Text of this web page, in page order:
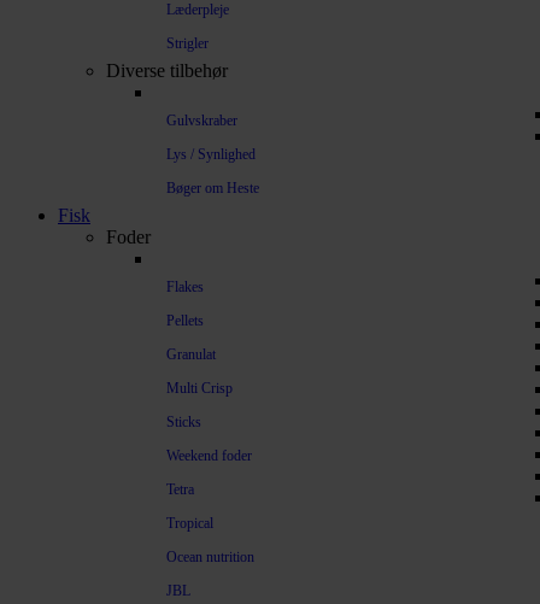
Læderpleje
Strigler
Diverse tilbehør
Gulvskraber
Lys / Synlighed
Bøger om Heste
Fisk
Foder
Flakes
Pellets
Granulat
Multi Crisp
Sticks
Weekend foder
Tetra
Tropical
Ocean nutrition
JBL